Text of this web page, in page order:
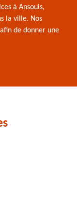
à Ansouis,
la ville. Nos
de donner une